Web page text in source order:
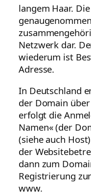
langem Haar.
Netzwerk dar.
wiederum ist
Adresse.
In Deutschland
der Domain
erfolgt die
Namen« (der
(siehe auch
der
dann zum
Registrierung
www.